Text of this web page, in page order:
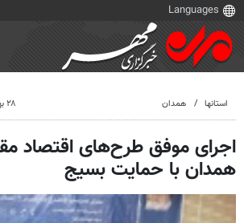
استانها همدان ۲۸ بهمن ۱۴۰۳، ۱۷:۲۸
اجرای موفق طرح‌های اقتصاد
همدان با حمایت بسیج